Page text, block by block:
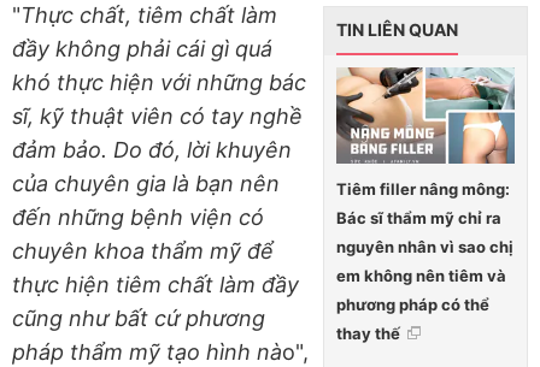
TIN LIÊN QUAN
Tiêm filler nâng mông:
Bác sĩ thẩm mỹ chỉ ra
nguyên nhân vì sao chị
em không nên tiêm và
phương pháp có thể
thay thế
"Thực chất, tiêm chất làm
đầy không phải cái gì quá
khó thực hiện với những bác
sĩ, kỹ thuật viên có tay nghề
đảm bảo. Do đó, lời khuyên
của chuyên gia là bạn nên
đến những bệnh viện có
chuyên khoa thẩm mỹ để
thực hiện tiêm chất làm đầy
cũng như bất cứ phương
pháp thẩm mỹ tạo hình nào",